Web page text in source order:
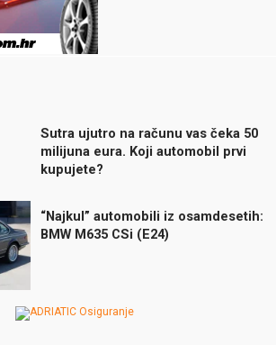
Sutra ujutro na računu vas čeka 50
milijuna eura. Koji automobil prvi
kupujete?
“Najkul” automobili iz osamdesetih:
BMW M635 CSi (E24)